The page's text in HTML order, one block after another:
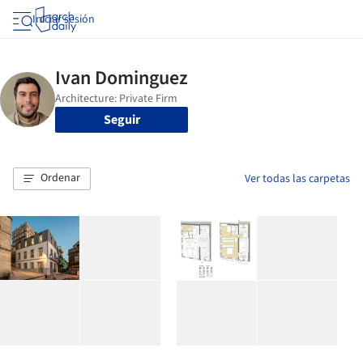
Iniciar sesión
Seguir
Ordenar Ver todas las carpetas